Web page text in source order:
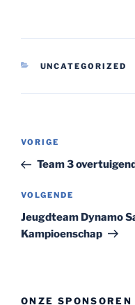
CATEGORIEËN
UNCATEGORIZED
Bericht
Vorig
bericht
VORIGE
Team 3
Volgend
bericht
VOLGENDE
Jeugdteam Dynamo
Kampioenschap
ONZE SPONSOREN